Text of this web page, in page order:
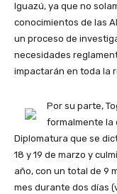
Iguazú, ya que no
conocimientos de las
un proceso de
necesidades
impactarán en toda la
Por su parte,
formalmente la
Diplomatura que se
18 y 19 de marzo y
año, con un total de 9
mes durante dos días